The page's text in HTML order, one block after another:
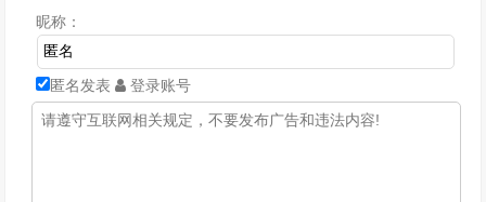
昵称：
匿名发表 登录账号